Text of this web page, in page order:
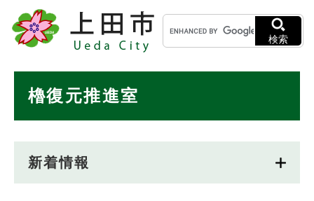
メニューを飛ばして本文へ
キ
ー
ワ
検索
櫓復元推進室
新着情報